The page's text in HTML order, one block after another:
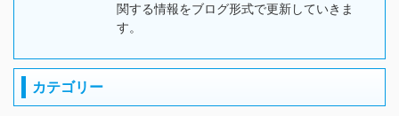
関する情報をブログ形式で更新していきま
す。
カテゴリー